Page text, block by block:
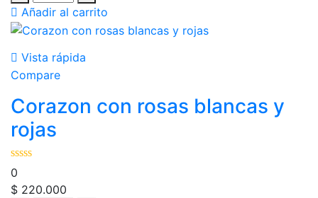
Añadir al carrito
Vista rápida
Compare
Corazon con rosas blancas y
rojas
0
$ 220.000